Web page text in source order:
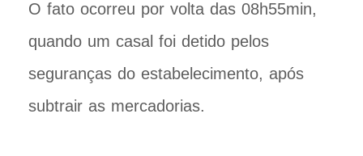
O fato ocorreu por volta das 08h55min,
quando um casal foi detido pelos
seguranças do estabelecimento, após
subtrair as mercadorias.